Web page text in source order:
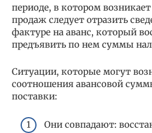
периоде, в котором
продаж следует отразить
фактуре на аванс, который
предъявить по нем суммы
Ситуации, которые могут
соотношения авансовой
поставки:
Они совпадают: